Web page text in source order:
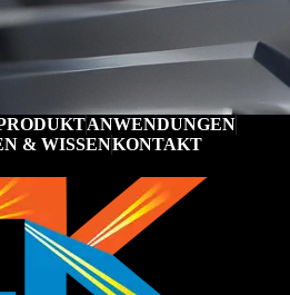
ANWENDUNGEN
& WISSENKONTAKT